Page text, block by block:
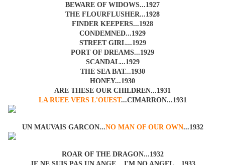
BEWARE OF WIDOWS...1927
THE FLOURFLUSHER...1928
FINDER KEEPERS...1928
CONDEMNED...1929
STREET GIRL...1929
PORT OF DREAMS...1929
SCANDAL...1929
THE SEA BAT...1930
HONEY...1930
ARE THESE OUR CHILDREN...1931
LA RUEE VERS L'OUEST...CIMARRON...1931
UN MAUVAIS GARCON...NO MAN OF OUR OWN...1932
ROAR OF THE DRAGON...1932